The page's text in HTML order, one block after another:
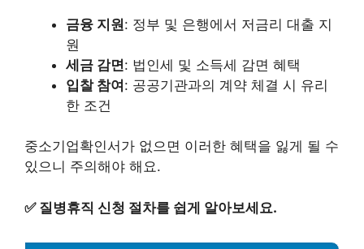
금융 지원: 정부 및 은행에서 저금리 대출 지
원
세금 감면: 법인세 및 소득세 감면 혜택
입찰 참여: 공공기관과의 계약 체결 시 유리
한 조건
중소기업확인서가 없으면 이러한 혜택을 잃게 될 수
있으니 주의해야 해요.
✅ 질병휴직 신청 절차를 쉽게 알아보세요.